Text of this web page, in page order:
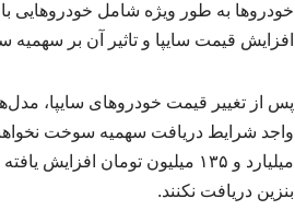
خودروها به طور ویژه شامل خودروهایی
افزایش قیمت سایپا و تاثیر آن بر
پس از تغییر قیمت خودروهای سایپا،
میلیارد و ۱۳۵ میلیون تومان
بنزین دریافت نکنند.